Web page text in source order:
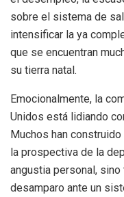
sobre el sistema de
intensificar la ya
que se encuentran
su tierra natal.
Emocionalmente, la
Unidos está lidiando
Muchos han
la prospectiva de la
angustia personal,
desamparo ante un